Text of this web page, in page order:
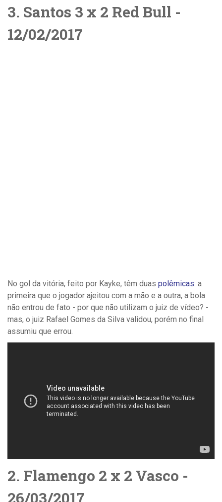
3. Santos 3 x 2 Red Bull -
12/02/2017
No gol da vitória, feito por Kayke, têm duas polêmicas: a
primeira que o jogador ajeitou com a mão e a outra, a bola
não entrou de fato - por que não utilizam o juiz de vídeo? -
mas, o juiz Rafael Gomes da Silva validou, porém no final
assumiu que errou.
2. Flamengo 2 x 2 Vasco -
26/03/2017